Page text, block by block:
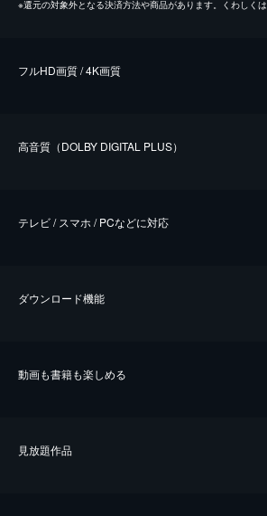
※還元の対象外となる決済方法や商品があります。くわしくは
フルHD画質 / 4K画質
⾼⾳質（DOLBY DIGITAL PLUS）
テレビ / スマホ / PCなどに対応
ダウンロード機能
動画も書籍も楽しめる
⾒放題作品